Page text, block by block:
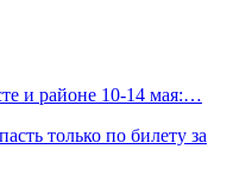
и районе 10-14 мая:…
только по билету за